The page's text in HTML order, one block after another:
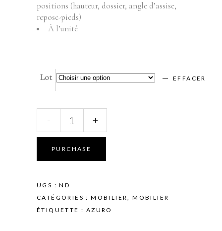
positions (hauteur, dossier, angle d’assise,
repose-pieds)
À l’unité
Lot EFFACER
soins
Azuro
Premium
4
moteurs
-
Chauffant
- +
PURCHASE
UGS :ND
CATÉGORIES :MOBILIER,MOBILIER
ÉTIQUETTE : AZURO